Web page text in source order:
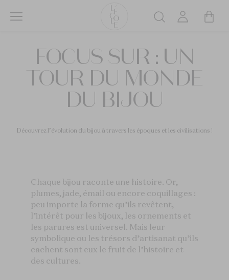
School
of
Jewelry
Arts
logo
Rechercher
FOCUS SUR : UN
TOUR DU MONDE
DU BIJOU
Découvrez l’évolution du bijou à travers les époques et les civilisations !
Chaque bijou raconte une histoire. Or,
plumes, jade, émail ou encore coquillages :
peu importe la forme qu’ils revêtent,
l’intérêt pour les bijoux, les ornements et
les parures est universel. Mais leur
symbolique ou les trésors d’artisanat qu’ils
cachent sont eux le fruit de l’histoire et
des cultures.